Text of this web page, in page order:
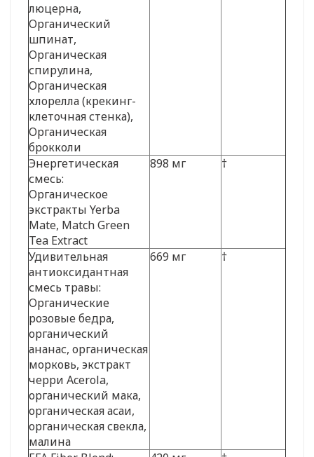
люцерна,
Органический
шпинат,
Органическая
спирулина,
Органическая
хлорелла (крекинг-
клеточная стенка),
Органическая
брокколи
Энергетическая
смесь:
Органическое
экстракты Yerba
Mate, Match Green
Tea Extract
898 мг †
Удивительная
антиоксидантная
смесь травы:
Органические
розовые бедра,
органический
ананас, органическая
морковь, экстракт
черри Acerola,
органический мака,
органическая асаи,
органическая свекла,
малина
669 мг †